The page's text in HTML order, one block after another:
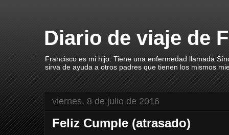
Diario de viaje de
Francisco es mi hijo. Tiene una enfermedad llamada
sirva de ayuda a otros padres que tienen los mismos
viernes, 8 de julio de 2016
Feliz Cumple (atrasado)